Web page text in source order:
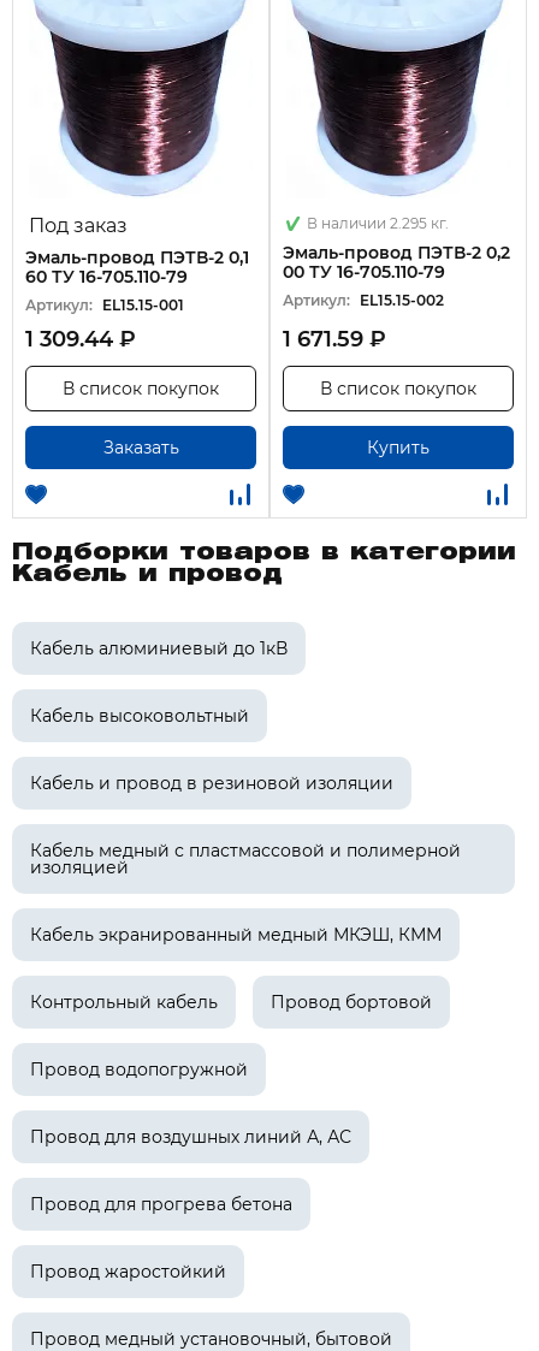
Под заказ
Эмаль-провод ПЭТВ-2 0,1
60 ТУ 16-705.110-79
Артикул: EL15.15-001
1 309.44 ₽
Заказать
В список покупок
В наличии 2.295 кг.
Эмаль-провод ПЭТВ-2 0,2
00 ТУ 16-705.110-79
Артикул: EL15.15-002
1 671.59 ₽
Купить
В список покупок
Подборки товаров в категории
Кабель и провод
Кабель алюминиевый до 1кВ
Кабель высоковольтный
Кабель и провод в резиновой изоляции
Кабель медный с пластмассовой и полимерной
изоляцией
Кабель экранированный медный МКЭШ, КММ
Контрольный кабель Провод бортовой
Провод водопогружной
Провод для воздушных линий А, АС
Провод для прогрева бетона
Провод жаростойкий
Провод медный установочный, бытовой